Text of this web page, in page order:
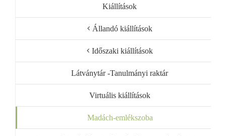
Kiállítások
Állandó kiállítások
Időszaki kiállítások
Látványtár -Tanulmányi raktár
Virtuális kiállítások
Madách-emlékszoba